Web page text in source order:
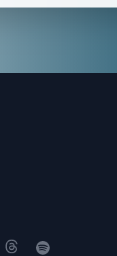
ThreadsSpotify